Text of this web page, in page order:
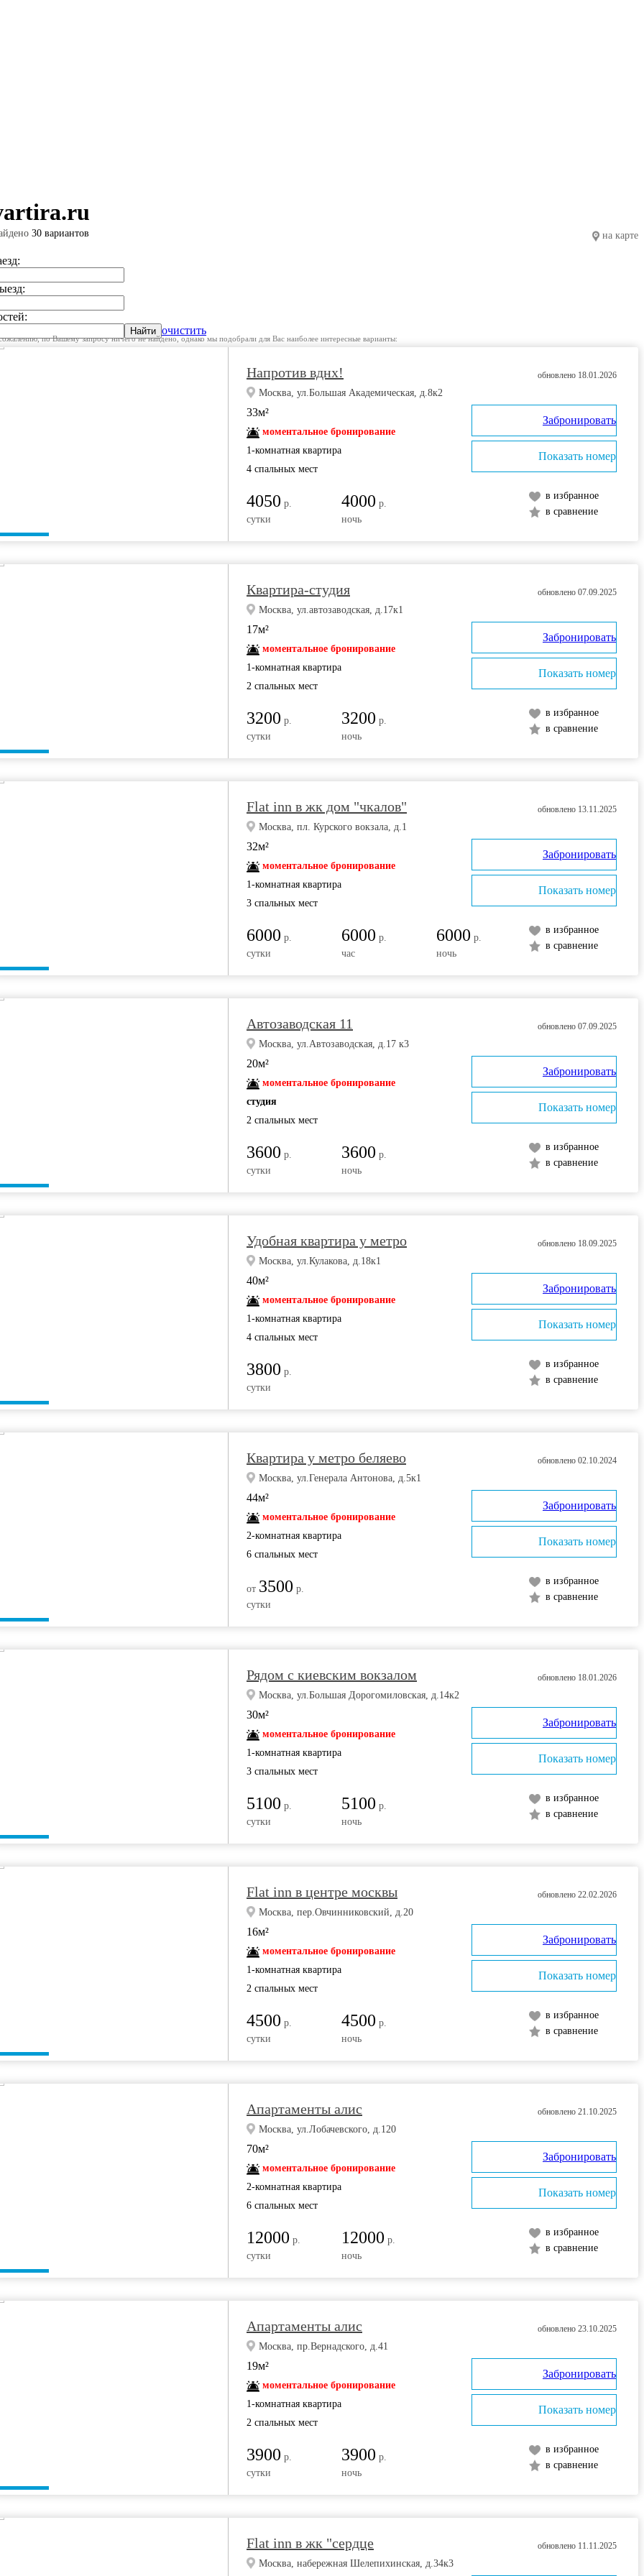
Найти очистить
на карте
30 вариантов
по Вашему запросу ничего не найдено, однако мы подобрали для Вас наиболее интересные варианты:
Напротив вднх!
Москва, ул.Большая Академическая, д.8к2
33м²
моментальное бронирование
1-комнатная квартира
4 спальных мест
4050 р.
сутки
4000 р.
ночь
обновлено 18.01.2026
в избранное
в сравнение
Забронировать
Показать номер
Квартира-студия
Москва, ул.автозаводская, д.17к1
17м²
моментальное бронирование
1-комнатная квартира
2 спальных мест
3200 р.
сутки
3200 р.
ночь
обновлено 07.09.2025
в избранное
в сравнение
Забронировать
Показать номер
Flat inn в жк дом "чкалов"
Москва, пл. Курского вокзала, д.1
32м²
моментальное бронирование
1-комнатная квартира
3 спальных мест
6000 р.
сутки
6000 р.
час
6000 р.
ночь
обновлено 13.11.2025
в избранное
в сравнение
Забронировать
Показать номер
Автозаводская 11
Москва, ул.Автозаводская, д.17 к3
20м²
моментальное бронирование
студия
2 спальных мест
3600 р.
сутки
3600 р.
ночь
обновлено 07.09.2025
в избранное
в сравнение
Забронировать
Показать номер
Удобная квартира у метро
Москва, ул.Кулакова, д.18к1
40м²
моментальное бронирование
1-комнатная квартира
4 спальных мест
3800 р.
сутки
обновлено 18.09.2025
в избранное
в сравнение
Забронировать
Показать номер
Квартира у метро беляево
Москва, ул.Генерала Антонова, д.5к1
44м²
моментальное бронирование
2-комнатная квартира
6 спальных мест
от 3500 р.
сутки
обновлено 02.10.2024
в избранное
в сравнение
Забронировать
Показать номер
Рядом с киевским вокзалом
Москва, ул.Большая Дорогомиловская, д.14к2
30м²
моментальное бронирование
1-комнатная квартира
3 спальных мест
5100 р.
сутки
5100 р.
ночь
обновлено 18.01.2026
в избранное
в сравнение
Забронировать
Показать номер
Flat inn в центре москвы
Москва, пер.Овчинниковский, д.20
16м²
моментальное бронирование
1-комнатная квартира
2 спальных мест
4500 р.
сутки
4500 р.
ночь
обновлено 22.02.2026
в избранное
в сравнение
Забронировать
Показать номер
Апартаменты алис
Москва, ул.Лобачевского, д.120
70м²
моментальное бронирование
2-комнатная квартира
6 спальных мест
12000 р.
сутки
12000 р.
ночь
обновлено 21.10.2025
в избранное
в сравнение
Забронировать
Показать номер
Апартаменты алис
Москва, пр.Вернадского, д.41
19м²
моментальное бронирование
1-комнатная квартира
2 спальных мест
3900 р.
сутки
3900 р.
ночь
обновлено 23.10.2025
в избранное
в сравнение
Забронировать
Показать номер
Flat inn в жк "сердце
Москва, набережная Шелепихинская, д.34к3
обновлено 11.11.2025